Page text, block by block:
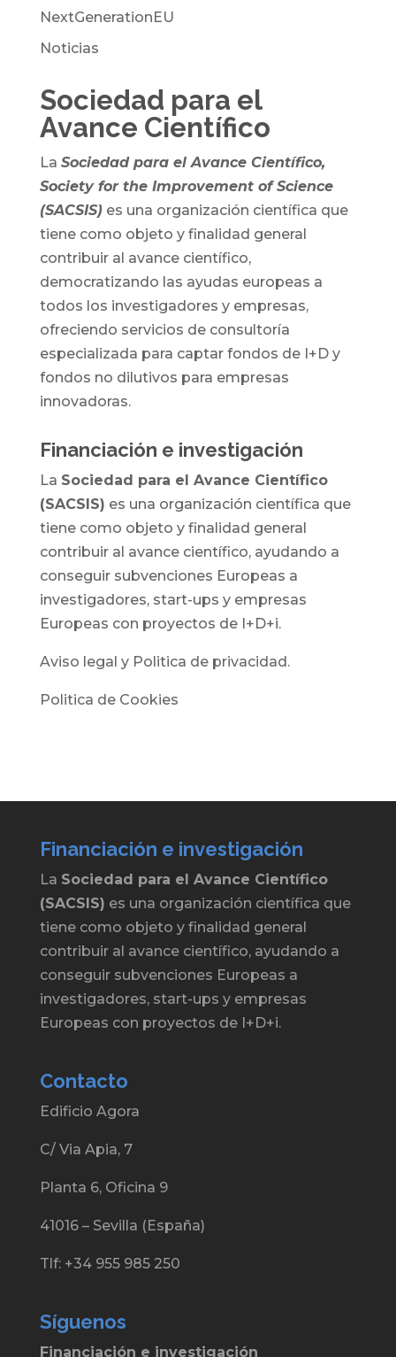
NextGenerationEU
Noticias
Sociedad para el
Avance Científico
La Sociedad para el Avance Científico,
Society for the Improvement of Science
(SACSIS)es una organización científica que
tiene como objeto y finalidad general
contribuir al avance científico,
democratizando las ayudas europeas a
todos los investigadores y empresas,
ofreciendo servicios de consultoría
especializada para captar fondos de I+D y
fondos no dilutivos para empresas
innovadoras.
Financiación e investigación
La Sociedad para el Avance Científico
(SACSIS) es una organización científica que
tiene como objeto y finalidad general
contribuir al avance científico, ayudando a
conseguir subvenciones Europeas a
investigadores, start-ups y empresas
Europeas con proyectos de I+D+i.
Aviso legal y Politica de privacidad.
Politica de Cookies
Financiación e investigación
La Sociedad para el Avance Científico
(SACSIS) es una organización científica que
tiene como objeto y finalidad general
contribuir al avance científico, ayudando a
conseguir subvenciones Europeas a
investigadores, start-ups y empresas
Europeas con proyectos de I+D+i.
Contacto
Edificio Agora
C/ Via Apia, 7
Planta 6, Oficina 9
41016 – Sevilla (España)
Tlf: +34 955 985 250
Síguenos
Financiación e investigación